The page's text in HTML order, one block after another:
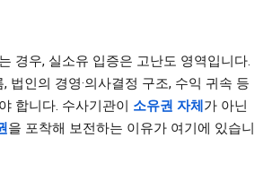
경우, 실소유 입증은 고난도 영역입니다.
법인의 경영·의사결정 구조, 수익 귀속 등
합니다. 수사기관이 소유권 자체 가 아닌
을 포착해 보전하는 이유가 여기에 있습니